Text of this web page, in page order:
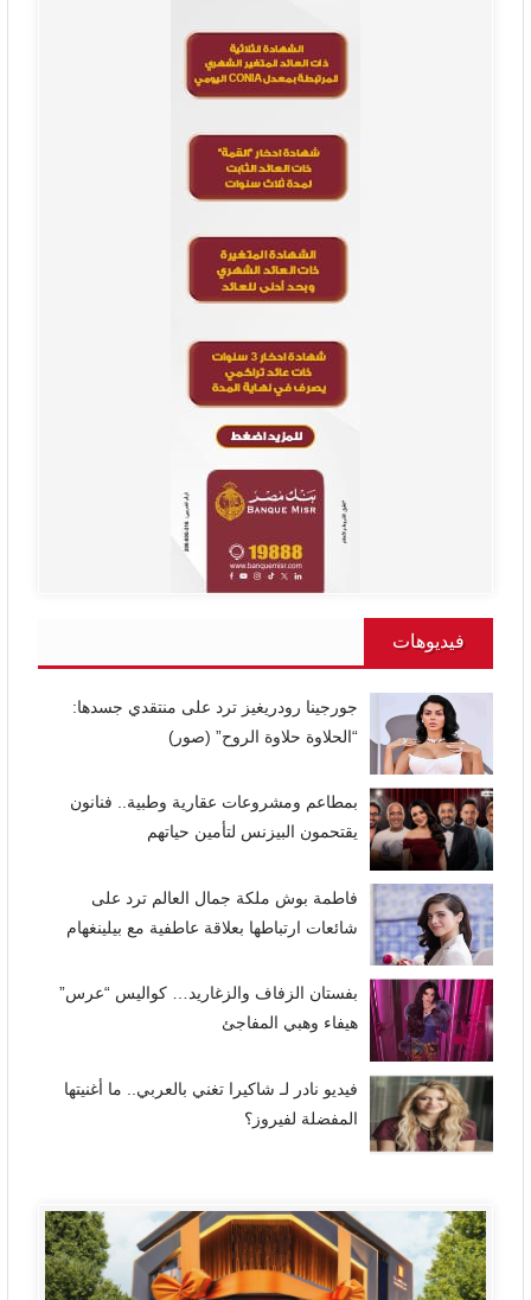
فيديوهات
جورجينا رودريغيز ترد على منتقدي جسدها:
“الحلاوة حلاوة الروح” (صور)
بمطاعم ومشروعات عقارية وطبية.. فنانون
يقتحمون البيزنس لتأمين حياتهم
فاطمة بوش ملكة جمال العالم ترد على
شائعات ارتباطها بعلاقة عاطفية مع بيلينغهام
بفستان الزفاف والزغاريد… كواليس “عرس”
هيفاء وهبي المفاجئ
فيديو نادر لـ شاكيرا تغني بالعربي.. ما أغنيتها
المفضلة لفيروز؟